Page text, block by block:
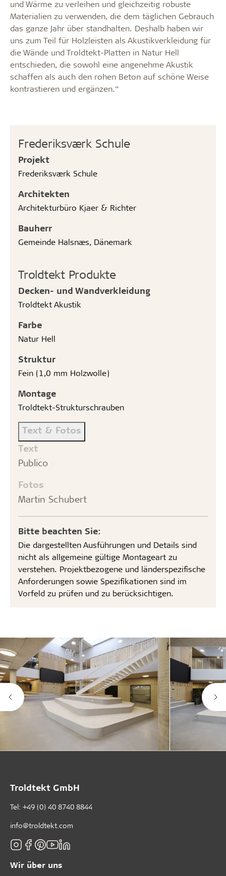
Frederiksværk Schule
Projekt
Frederiksværk Schule
Architekten
Architekturbüro Kjaer & Richter
Bauherr
Gemeinde Halsnæs, Dänemark
Troldtekt Produkte
Decken- und Wandverkleidung
Troldtekt Akustik
Farbe
Natur Hell
Struktur
Fein (1,0 mm Holzwolle)
Montage
Troldtekt-Strukturschrauben
Text & Fotos
Text
Publico
Fotos
Martin Schubert
Bitte beachten Sie:
Die dargestellten Ausführungen und Details sind
nicht als allgemeine gültige Montageart zu
verstehen. Projektbezogene und länderspezifische
Anforderungen sowie Spezifikationen sind im
Vorfeld zu prüfen und zu berücksichtigen.
und Wärme zu verleihen und gleichzeitig robuste
Materialien zu verwenden, die dem täglichen Gebrauch
das ganze Jahr über standhalten. Deshalb haben wir
uns zum Teil für Holzleisten als Akustikverkleidung für
die Wände und Troldtekt-Platten in Natur Hell
entschieden, die sowohl eine angenehme Akustik
schaffen als auch den rohen Beton auf schöne Weise
kontrastieren und ergänzen.“
Troldtekt GmbH
Tel: +49 (0) 40 8740 8844
info@troldtekt.com
Wir über uns